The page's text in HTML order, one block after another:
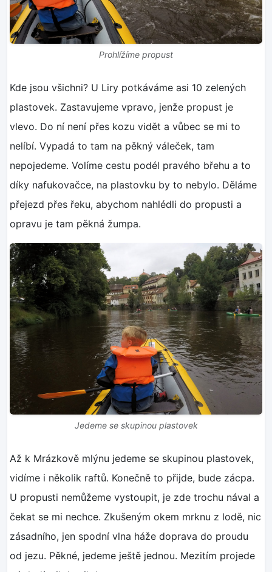
Prohlížíme propust
Kde jsou všichni? U Liry potkáváme asi 10 zelených
plastovek. Zastavujeme vpravo, jenže propust je
vlevo. Do ní není přes kozu vidět a vůbec se mi to
nelíbí. Vypadá to tam na pěkný váleček, tam
nepojedeme. Volíme cestu podél pravého břehu a to
díky nafukovačce, na plastovku by to nebylo. Děláme
přejezd přes řeku, abychom nahlédli do propusti a
opravu je tam pěkná žumpa.
Jedeme se skupinou plastovek
Až k Mrázkově mlýnu jedeme se skupinou plastovek,
vidíme i několik raftů. Konečně to přijde, bude zácpa.
U propusti nemůžeme vystoupit, je zde trochu nával a
čekat se mi nechce. Zkušeným okem mrknu z lodě, nic
zásadního, jen spodní vlna háže doprava do proudu
od jezu. Pěkné, jedeme ještě jednou. Mezitím projede